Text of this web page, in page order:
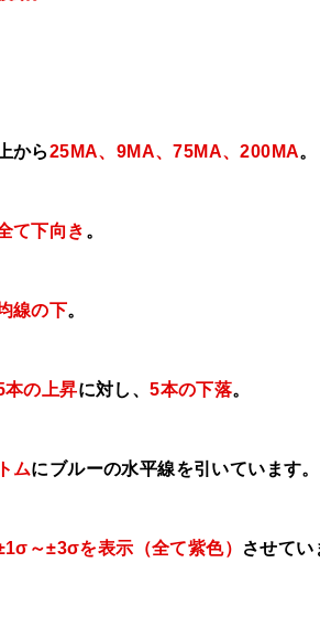
から25MA、9MA、75MA、200MA。
て下向き 。
線の下。
本の上昇に対し、5本の下落。
ムにブルーの水平線を引いています。
～±3σを表示（全て紫色） させてい